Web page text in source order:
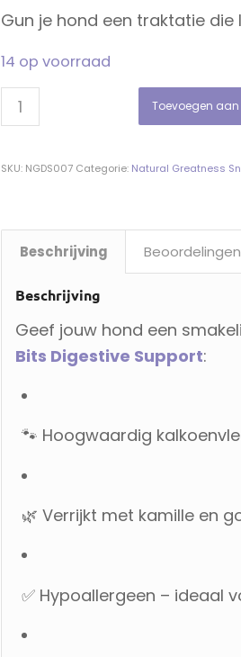
Gun je hond een traktatie die
14 op voorraad
Toevoegen
SKU: NGDS007 Categorie: Natural Greatness
Beschrijving
Beschrijving
Geef jouw hond een
Bits Digestive Support:
🐾 Hoogwaardig
🌿 Verrijkt met kamille en
✅ Hypoallergeen – ideaal